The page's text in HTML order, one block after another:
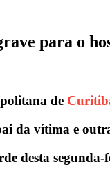
para o
de
da vítima e
desta